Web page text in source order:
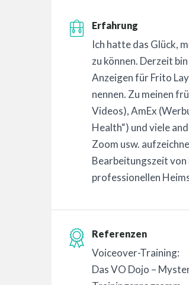
Erfahrung
Ich hatte das Glück,
zu können. Derzeit
Anzeigen für Frito
nennen. Zu meinen
Videos), AmEx
Health“) und viele
Zoom usw.
Bearbeitungszeit von
professionellen
Referenzen
Voiceover-Training:
Das VO Dojo –